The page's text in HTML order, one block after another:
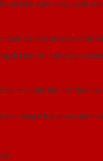
xệ lệch cánh cửa, cánh
toàn bộ khe hở giữa cánh
đi kèm với một số phụ
âm cho cánh đôi, mắt thần,
hàng 4 lựa chọn chính